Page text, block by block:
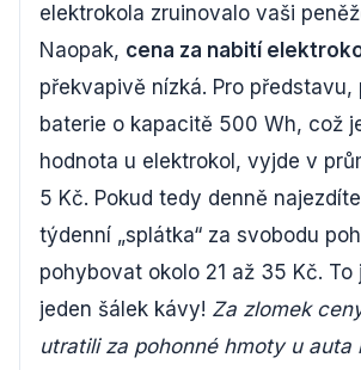
elektrokola zruinovalo vaši
Naopak, cena za nabití
překvapivě nízká. Pro představu,
baterie o kapacitě 500 Wh, což
hodnota u elektrokol, vyjde v
5 Kč. Pokud tedy denně
týdenní „splátka“ za svobodu
pohybovat okolo 21 až 35 Kč. To
jeden šálek kávy! Za zlomek
utratili za pohonné hmoty u auta